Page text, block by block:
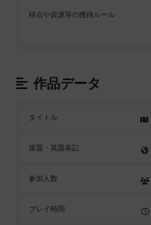
得点や資源等の獲得ルール
作品データ
タイトル
原題・英題表記
参加人数
プレイ時間